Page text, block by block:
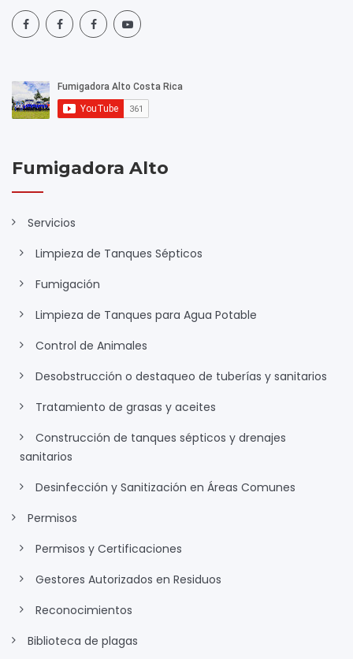
Fumigadora Alto
Servicios
Limpieza de Tanques Sépticos
Fumigación
Limpieza de Tanques para Agua Potable
Control de Animales
Desobstrucción o destaqueo de tuberías y sanitarios
Tratamiento de grasas y aceites
Construcción de tanques sépticos y drenajes
sanitarios
Desinfección y Sanitización en Áreas Comunes
Permisos
Permisos y Certificaciones
Gestores Autorizados en Residuos
Reconocimientos
Biblioteca de plagas